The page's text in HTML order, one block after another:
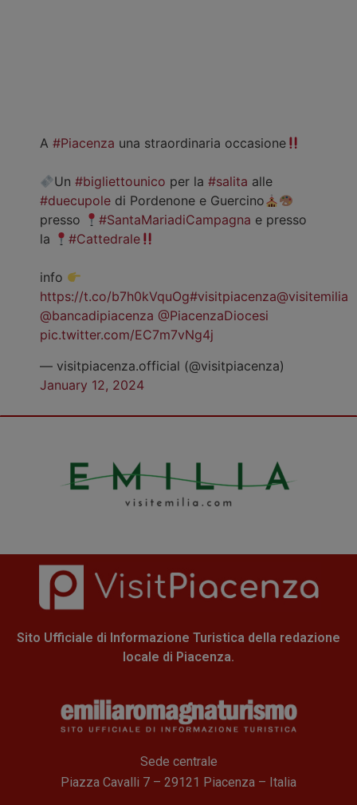
A #Piacenza una straordinaria occasione
Un#bigliettounico per la#salita alle
#duecupole di Pordenone e Guercino
presso
#SantaMariadiCampagna e presso
la
#Cattedrale
info
https://t.co/b7h0kVquOg#visitpiacenza@visitemilia
@bancadipiacenza @PiacenzaDiocesi
pic.twitter.com/EC7m7vNg4j
— visitpiacenza.official (@visitpiacenza)
January 12, 2024
Sito Ufficiale di Informazione Turistica della redazione
locale di Piacenza.
Sede centrale
Piazza Cavalli 7 – 29121 Piacenza – Italia